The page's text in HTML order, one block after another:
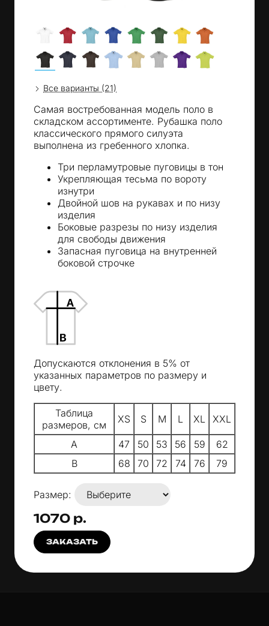
Все варианты (21)
Самая востребованная модель поло в
складском ассортименте. Рубашка поло
классического прямого силуэта
выполнена из гребенного хлопка.
Три перламутровые пуговицы в тон
Укрепляющая тесьма по вороту
изнутри
Двойной шов на рукавах и по низу
изделия
Боковые разрезы по низу изделия
для свободы движения
Запасная пуговица на внутренней
боковой строчке
Допускаются отклонения в 5% от
указанных параметров по размеру и
цвету.
Таблица
размеров, см
XS S M L XL XXL
A 47 50 53 56 59
62
B
68 70 72 74 76 79
Размер:
1070 р.
ЗАКАЗАТЬ